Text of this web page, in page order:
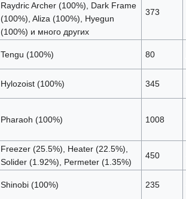
Raydric Archer (100%), Dark Frame
(100%), Aliza (100%), Hyegun
(100%) и много других
373
Tengu (100%) 80
Hylozoist (100%) 345
Pharaoh (100%) 1008
Freezer (25.5%), Heater (22.5%),
Solider (1.92%), Permeter (1.35%)
450
Shinobi (100%) 235